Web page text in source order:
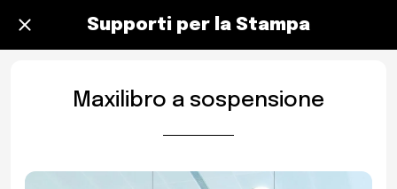
Supporti per la Stampa
Maxilibro a sospensione